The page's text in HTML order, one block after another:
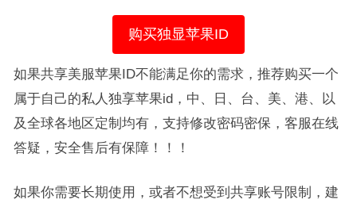
购买独显苹果ID
如果共享美服苹果ID不能满足你的需求，推荐购买一个
属于自己的私人独享苹果id，中、日、台、美、港、以
及全球各地区定制均有，支持修改密码密保，客服在线
答疑，安全售后有保障！！！
如果你需要长期使用，或者不想受到共享账号限制，建